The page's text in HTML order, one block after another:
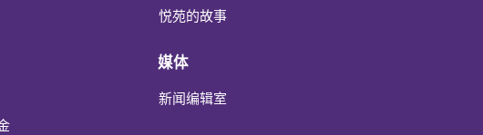
悦苑的故事
媒体
新闻编辑室